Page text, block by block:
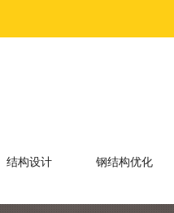
结构设计 钢结构优化